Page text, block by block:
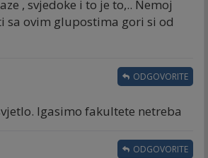
, svjedoke i to je to,.. Nemoj
sa ovim glupostima gori si od
Igasimo fakultete netreba
ODGOVORITE
ODGOVORITE